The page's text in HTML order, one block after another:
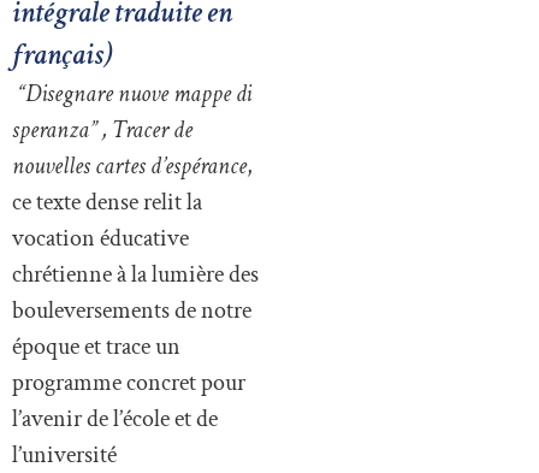
intégrale traduite en
français)
“Disegnare nuove mappe di
speranza” , Tracer de
nouvelles cartes d’espérance,
ce texte dense relit la
vocation éducative
chrétienne à la lumière des
bouleversements de notre
époque et trace un
programme concret pour
l’avenir de l’école et de
l’université